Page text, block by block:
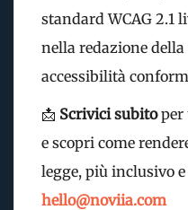
standard WCAG 2.1
nella redazione
accessibilità
📩 Scrivici subitoper
e scopri come
legge, più inclusivo
hello@noviia.com